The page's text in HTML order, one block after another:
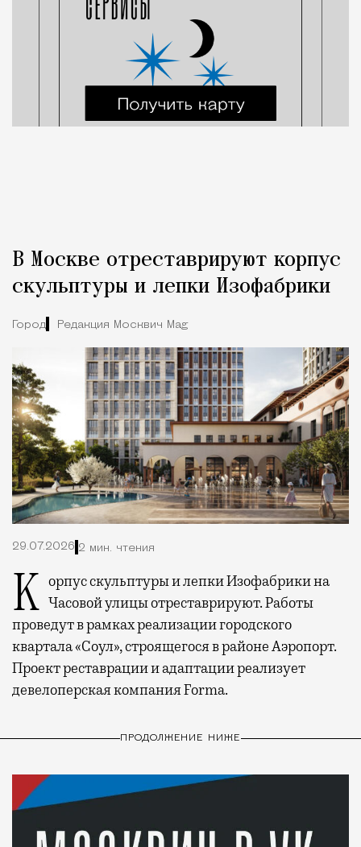
В Москве отреставрируют корпус
скульптуры и лепки Изофабрики
Город Редакция Москвич Mag
29.07.2026 2 мин. чтения
Корпус скульптуры и лепки Изофабрики на Часовой улицы отреставрируют. Работы
проведут в рамках реализации городского
квартала «Соул», строящегося в районе Аэропорт.
Проект реставрации и адаптации реализует
девелоперская компания Forma.
ПРОДОЛЖЕНИЕ НИЖЕ